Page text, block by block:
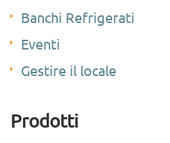
Banchi Refrigerati
Eventi
Gestire il locale
Prodotti